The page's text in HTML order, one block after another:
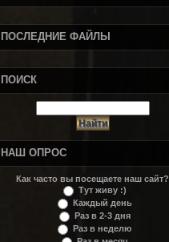
ПОСЛЕДНИЕ ФАЙЛЫ
ПОИСК
НАШ ОПРОС
Как часто вы посещаете наш сайт?
Тут живу :)
Каждый день
Раз в 2-3 дня
Раз в неделю